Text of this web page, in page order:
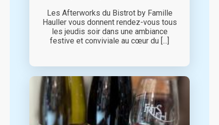
Les Afterworks du Bistrot by Famille
Hauller vous donnent rendez-vous tous
les jeudis soir dans une ambiance
festive et conviviale au cœur du [...]